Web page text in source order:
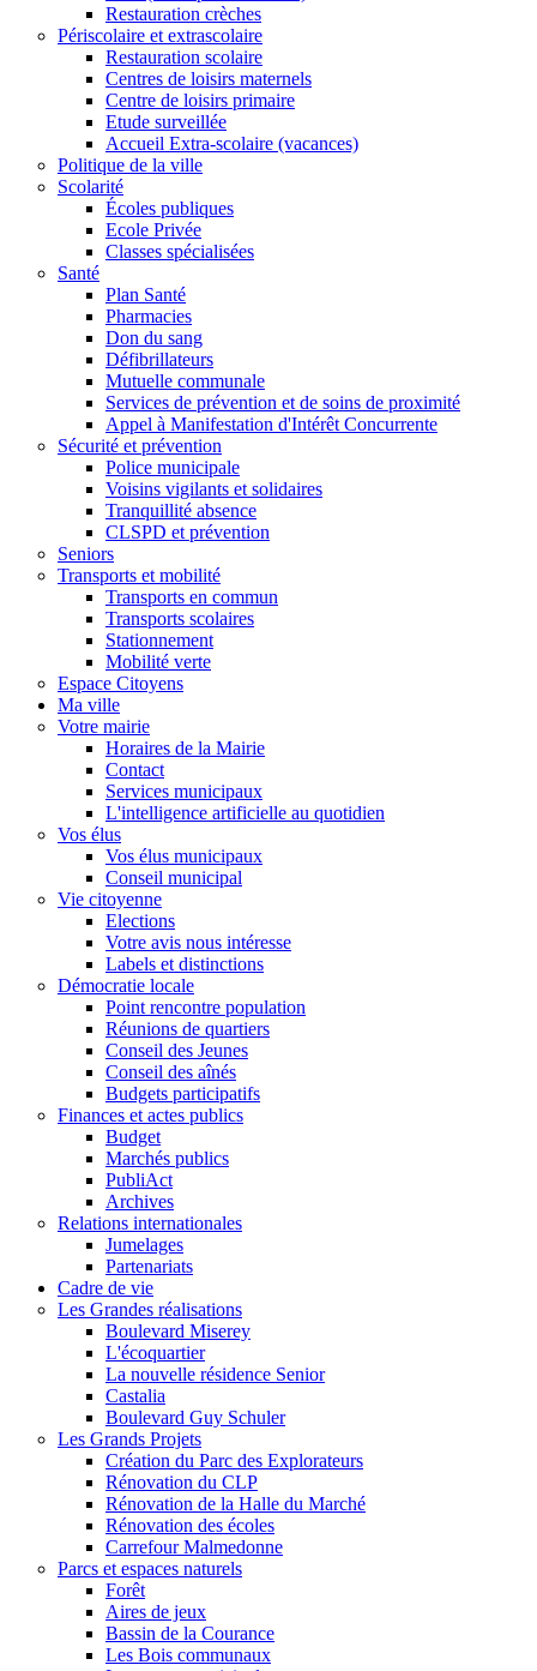
Restauration crèches
Périscolaire et extrascolaire
Restauration scolaire
Centres de loisirs maternels
Centre de loisirs primaire
Etude surveillée
Accueil Extra-scolaire (vacances)
Politique de la ville
Scolarité
Écoles publiques
Ecole Privée
Classes spécialisées
Santé
Plan Santé
Pharmacies
Don du sang
Défibrillateurs
Mutuelle communale
Services de prévention et de soins de proximité
Appel à Manifestation d'Intérêt Concurrente
Sécurité et prévention
Police municipale
Voisins vigilants et solidaires
Tranquillité absence
CLSPD et prévention
Seniors
Transports et mobilité
Transports en commun
Transports scolaires
Stationnement
Mobilité verte
Espace Citoyens
Ma ville
Votre mairie
Horaires de la Mairie
Contact
Services municipaux
L'intelligence artificielle au quotidien
Vos élus
Vos élus municipaux
Conseil municipal
Vie citoyenne
Elections
Votre avis nous intéresse
Labels et distinctions
Démocratie locale
Point rencontre population
Réunions de quartiers
Conseil des Jeunes
Conseil des aînés
Budgets participatifs
Finances et actes publics
Budget
Marchés publics
PubliAct
Archives
Relations internationales
Jumelages
Partenariats
Cadre de vie
Les Grandes réalisations
Boulevard Miserey
L'écoquartier
La nouvelle résidence Senior
Castalia
Boulevard Guy Schuler
Les Grands Projets
Création du Parc des Explorateurs
Rénovation du CLP
Rénovation de la Halle du Marché
Rénovation des écoles
Carrefour Malmedonne
Parcs et espaces naturels
Forêt
Aires de jeux
Bassin de la Courance
Les Bois communaux